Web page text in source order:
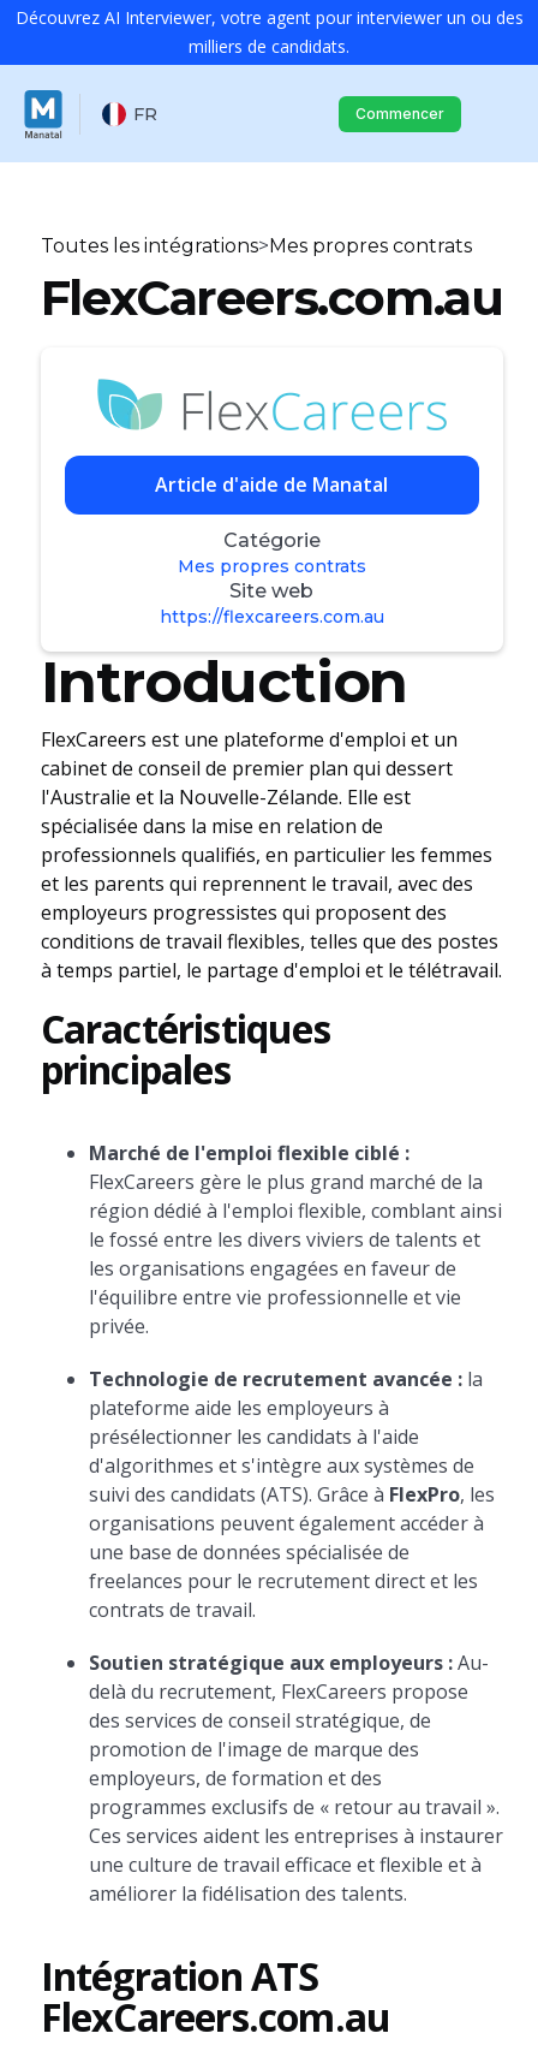
Découvrez AI Interviewer, votre agent pour interviewer un ou des
milliers de candidats.
FR Commencer
Toutes les intégrations>Mes propres contrats
FlexCareers.com.au
Article d'aide de Manatal
Catégorie
Mes propres contrats
Site web
https://flexcareers.com.au
Introduction
FlexCareers est une plateforme d'emploi et un
cabinet de conseil de premier plan qui dessert
l'Australie et la Nouvelle-Zélande. Elle est
spécialisée dans la mise en relation de
professionnels qualifiés, en particulier les femmes
et les parents qui reprennent le travail, avec des
employeurs progressistes qui proposent des
conditions de travail flexibles, telles que des postes
à temps partiel, le partage d'emploi et le télétravail.
Caractéristiques
principales
Marché de l'emploi flexible ciblé :
FlexCareers gère le plus grand marché de la
région dédié à l'emploi flexible, comblant ainsi
le fossé entre les divers viviers de talents et
les organisations engagées en faveur de
l'équilibre entre vie professionnelle et vie
privée.
Technologie de recrutement avancée :la
plateforme aide les employeurs à
présélectionner les candidats à l'aide
d'algorithmes et s'intègre aux systèmes de
suivi des candidats (ATS). Grâce à FlexPro, les
organisations peuvent également accéder à
une base de données spécialisée de
freelances pour le recrutement direct et les
contrats de travail.
Soutien stratégique aux employeurs :Au-
delà du recrutement, FlexCareers propose
des services de conseil stratégique, de
promotion de l'image de marque des
employeurs, de formation et des
programmes exclusifs de « retour au travail ».
Ces services aident les entreprises à instaurer
une culture de travail efficace et flexible et à
améliorer la fidélisation des talents.
Intégration ATS
FlexCareers.com.au